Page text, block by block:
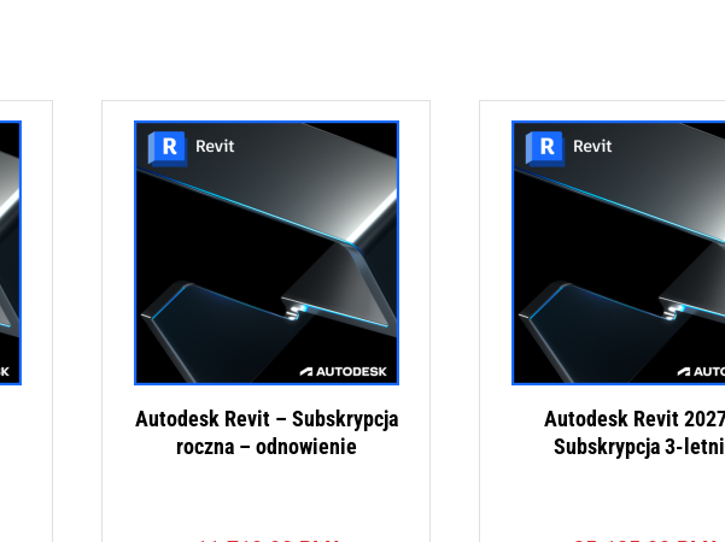
Autodesk Revit – Subskrypcja
roczna – odnowienie
Autodesk Revit
Subskrypcja 3-